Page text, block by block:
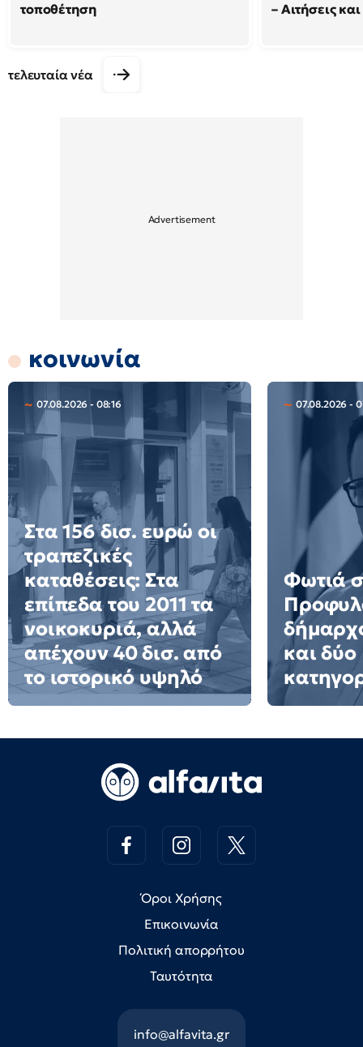
τοποθέτηση
– Αιτήσεις
τελευταία νέα
κοινωνία
07.08.2026 - 08:16
Στα 156 δισ. ευρώ οι
τραπεζικές
καταθέσεις: Στα
επίπεδα του 2011 τα
νοικοκυριά, αλλά
απέχουν 40 δισ. από
το ιστορικό υψηλό
07.08.2026 -
Φωτιά
και δύο
Όροι Χρήσης
Επικοινωνία
Πολιτική απορρήτου
Ταυτότητα
info@alfavita.gr